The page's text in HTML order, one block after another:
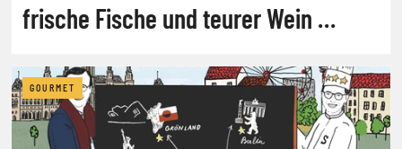
frische Fische und teurer Wein …
GOURMET